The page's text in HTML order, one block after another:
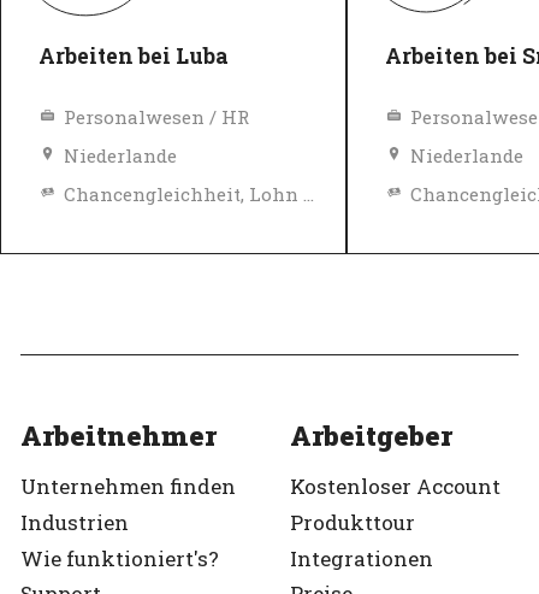
Arbeiten bei Luba
Personalwesen / HR
Niederlande
Arbeiten bei
Niederlande
Arbeitnehmer
Unternehmen finden
Industrien
Wie funktioniert's?
Arbeitgeber
Kostenloser Account
Produkttour
Integrationen